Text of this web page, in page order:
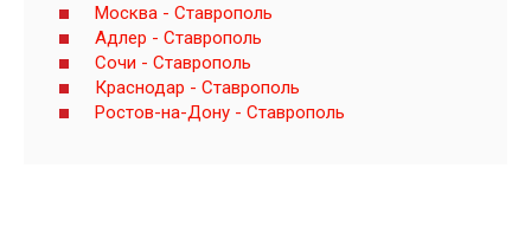
Москва - Ставрополь
Адлер - Ставрополь
Сочи - Ставрополь
Краснодар - Ставрополь
Ростов-на-Дону - Ставрополь